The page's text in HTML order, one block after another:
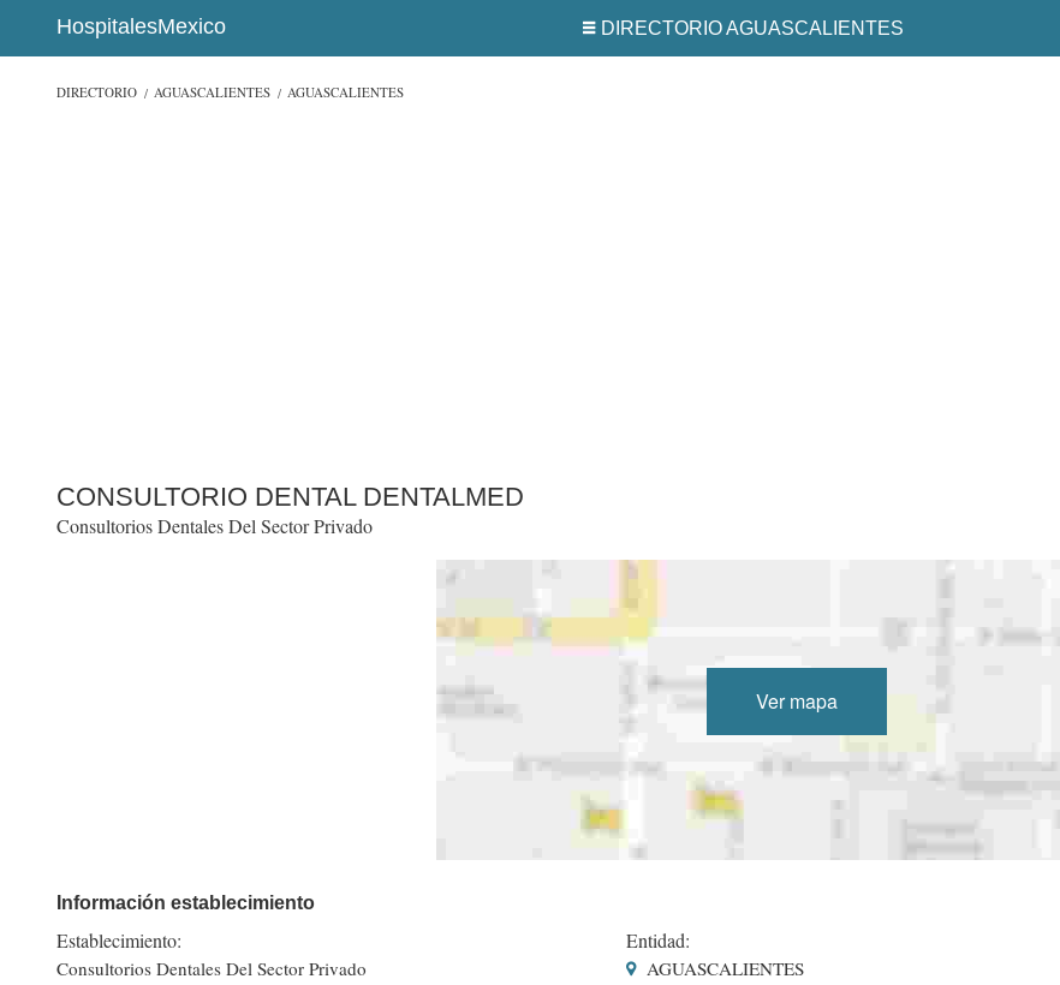
HospitalesMexico DIRECTORIO AGUASCALIENTES
DIRECTORIO AGUASCALIENTES AGUASCALIENTES
CONSULTORIO DENTAL DENTALMED
Consultorios Dentales Del Sector Privado
Ver mapa
Información establecimiento
Establecimiento:
Consultorios Dentales Del Sector Privado
Entidad:
AGUASCALIENTES